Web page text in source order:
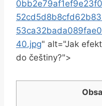
40.jpg" alt="Jak
do češtiny?">